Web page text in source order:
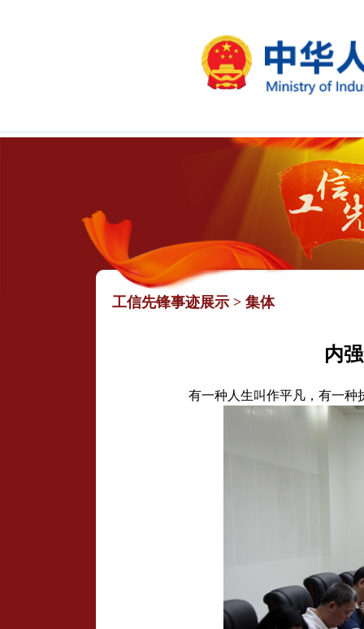
工信先锋事迹展示 > 集体
内
有一种人生叫作平凡，有一种